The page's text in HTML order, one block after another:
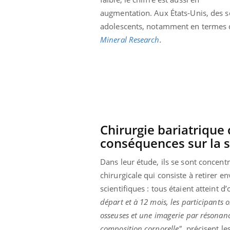
augmentation. Aux États-Unis, des
adolescents, notamment en termes
Mineral Research.
Chirurgie bariatrique
conséquences sur la
Dans leur étude, ils se sont
chirurgicale qui consiste à retirer
scientifiques : tous étaient atteint
départ et à 12 mois, les participants
osseuses et une imagerie par
Mordue par une tique en
vacances, elle reste dans
le coma pendant 42 jours